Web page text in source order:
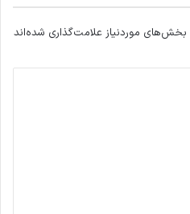
بخش‌های موردنیاز علامت‌گذاری شده‌اند